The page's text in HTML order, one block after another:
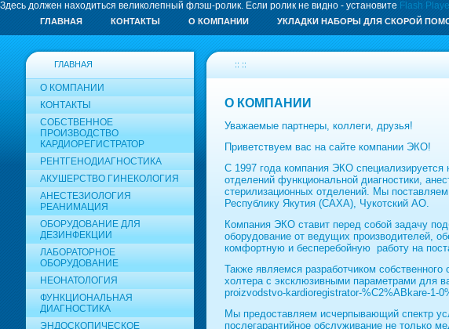
Здесь должен находиться великолепный флэш-ролик. Если ролик не видно - установите Flash
ГЛАВНАЯ КОНТАКТЫ О КОМПАНИИ УКЛАДКИ НАБОРЫ ДЛЯ СКОРОЙ
ГЛАВНАЯ
О КОМПАНИИ
КОНТАКТЫ
СОБСТВЕННОЕ
ПРОИЗВОДСТВО
КАРДИОРЕГИСТРАТОР
РЕНТГЕНОДИАГНОСТИКА
АКУШЕРСТВО ГИНЕКОЛОГИЯ
АНЕСТЕЗИОЛОГИЯ
РЕАНИМАЦИЯ
ОБОРУДОВАНИЕ ДЛЯ
ДЕЗИНФЕКЦИИ
ЛАБОРАТОРНОЕ
ОБОРУДОВАНИЕ
НЕОНАТОЛОГИЯ
ФУНКЦИОНАЛЬНАЯ
ДИАГНОСТИКА
ЭНДОСКОПИЧЕСКОЕ
:: ::
О КОМПАНИИ
Уважаемые партнеры, коллеги, друзья!
Приветствуем вас на сайте компании ЭКО!
С 1997 года компания ЭКО
отделений функциональной диагностики,
стерилизационных отделений. Мы
Республику Якутия (САХА), Чукотский АО.
Компания ЭКО ставит перед собой задачу
оборудование от ведущих производителей,
комфортную и бесперебойную работу на
Также являемся разработчиком
холтера с эксклюзивными параметрами для
proizvodstvo-kardioregistrator-%C2%ABkare-1-
Мы предоставляем исчерпывающий спектр
послегарантийное обслуживание не только